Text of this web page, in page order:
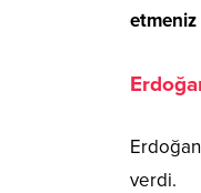
etmeniz
verdi.